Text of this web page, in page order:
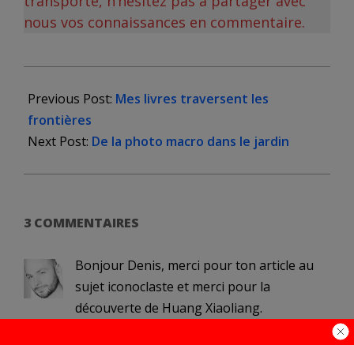
nous vos connaissances en commentaire.
04-
17
Previous Post: Mes livres traversent les
frontières
Next Post: De la photo macro dans le jardin
3 COMMENTAIRES
Bonjour Denis, merci pour ton article au
sujet iconoclaste et merci pour la
découverte de Huang Xiaoliang.